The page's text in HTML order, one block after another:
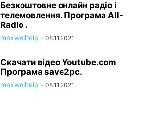
Безкоштовне онлайн радіо і
телемовлення. Програма All-
Radio .
maxwelhelp - 08.11.2021
Скачати відео Youtube.com
Програма save2pc.
maxwelhelp - 08.11.2021